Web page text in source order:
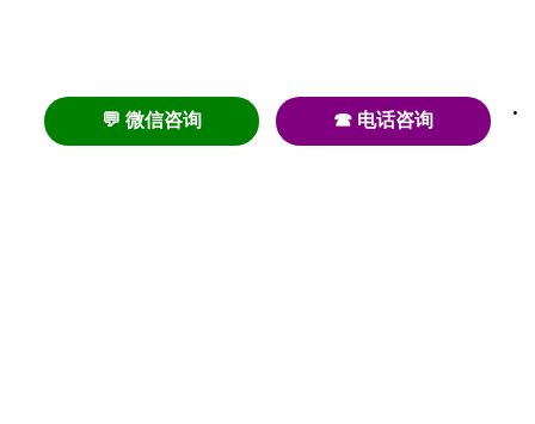
💬 微信咨询 ☎ 电话咨询